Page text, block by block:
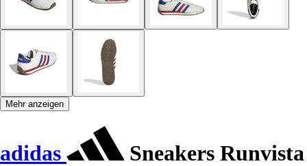
Mehr anzeigen
adidas Sneakers Runvista